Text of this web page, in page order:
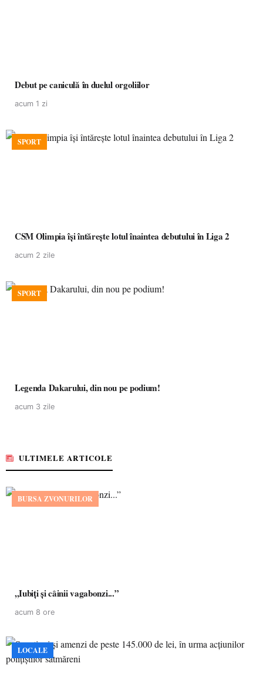
Debut pe caniculă în duelul orgoliilor
acum 1 zi
SPORT
CSM Olimpia își întărește lotul înaintea debutului în Liga 2
acum 2 zile
SPORT
Legenda Dakarului, din nou pe podium!
acum 3 zile
ULTIMELE ARTICOLE
BURSA ZVONURILOR
,,Iubiți și câinii vagabonzi...”
acum 8 ore
LOCALE